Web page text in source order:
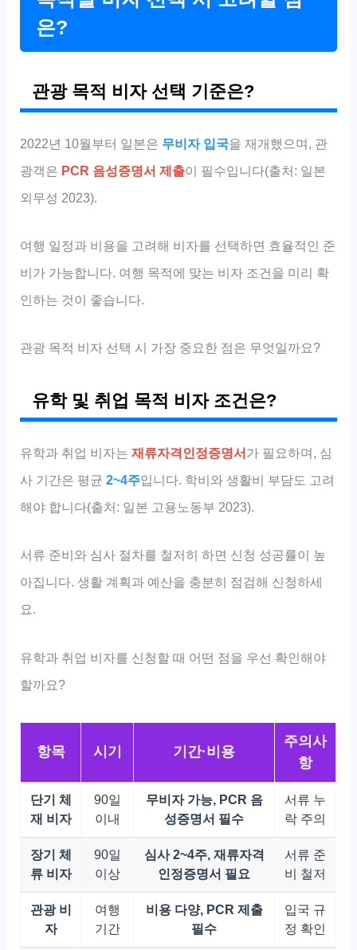
은?
관광 목적 비자 선택 기준은?
2022년 10월부터 일본은 무비자 입국을 재개했으며, 관
광객은 PCR 음성증명서 제출이 필수입니다(출처: 일본
외무성 2023).
여행 일정과 비용을 고려해 비자를 선택하면 효율적인 준
비가 가능합니다. 여행 목적에 맞는 비자 조건을 미리 확
인하는 것이 좋습니다.
관광 목적 비자 선택 시 가장 중요한 점은 무엇일까요?
유학 및 취업 목적 비자 조건은?
유학과 취업 비자는재류자격인정증명서가 필요하며, 심
사 기간은 평균2~4주입니다. 학비와 생활비 부담도 고려
해야 합니다(출처: 일본 고용노동부 2023).
서류 준비와 심사 절차를 철저히 하면 신청 성공률이 높
아집니다. 생활 계획과 예산을 충분히 점검해 신청하세
요.
유학과 취업 비자를 신청할 때 어떤 점을 우선 확인해야
할까요?
항목 시기 기간·비용
주의사
항
단기 체
재 비자
90일
이내
무비자 가능, PCR 음
성증명서 필수
서류 누
락 주의
장기 체
류 비자
90일
이상
심사 2~4주, 재류자격
인정증명서 필요
서류 준
비 철저
관광 비
자
여행
기간
비용 다양, PCR 제출
필수
입국 규
정 확인